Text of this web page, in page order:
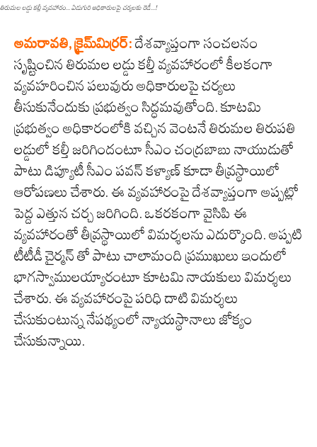
తిరుమల లడ్డు కల్తీ వ్యవహారం... ఏడుగురి అధికారులపై చర్యలకు రెడీ...!
అమ‌రావ‌తి, క్రైమ్‌మిర్ర‌ర్‌:దేశవ్యాప్తంగా సంచలనం
సృష్టించిన తిరుమల లడ్డు కల్తీ వ్యవహారంలో కీలకంగా
వ్యవహరించిన పలువురు అధికారులపై చర్యలు
తీసుకునేందుకు ప్రభుత్వం సిద్ధమవుతోంది. కూటమి
ప్రభుత్వం అధికారంలోకి వచ్చిన వెంటనే తిరుమల తిరుపతి
లడ్డులో కల్తీ జరిగిందంటూ సీఎం చంద్రబాబు నాయుడుతో
పాటు డిప్యూటీ సీఎం పవన్ కళ్యాణ్ కూడా తీవ్రస్థాయిలో
ఆరోపణలు చేశారు. ఈ వ్యవహారంపై దేశవ్యాప్తంగా అప్పట్లో
పెద్ద ఎత్తున చర్చ జరిగింది. ఒకరకంగా వైసిపి ఈ
వ్యవహారంతో తీవ్రస్థాయిలో విమర్శలను ఎదుర్కొంది. అప్పటి
టీటీడీ చైర్మన్ తో పాటు చాలామంది ప్రముఖులు ఇందులో
భాగస్వాములయ్యారంటూ కూటమి నాయకులు విమర్శలు
చేశారు. ఈ వ్యవహారంపై పరిధి దాటి విమర్శలు
చేసుకుంటున్న నేపథ్యంలో న్యాయస్థానాలు జోక్యం
చేసుకున్నాయి.